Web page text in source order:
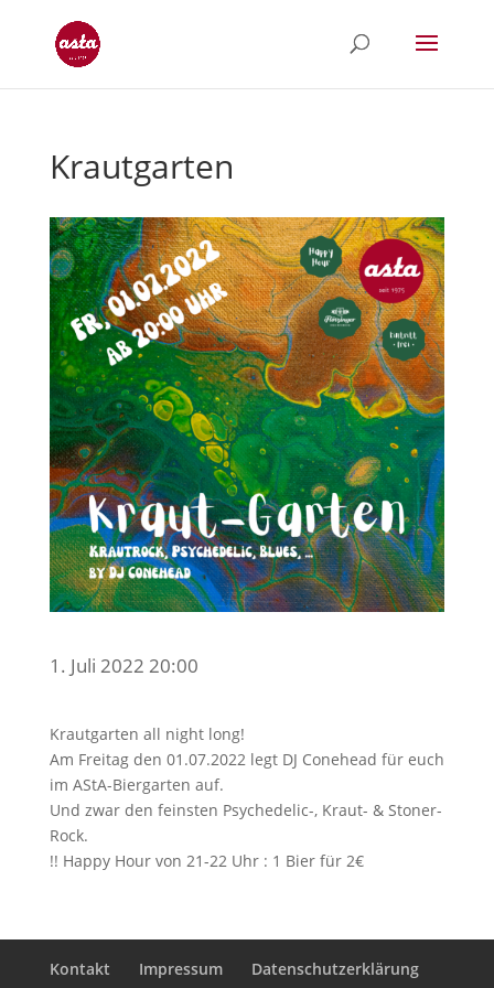
Krautgarten
1. Juli 2022 20:00
Krautgarten all night long!
Am Freitag den 01.07.2022 legt DJ Conehead für euch
im AStA-Biergarten auf.
Und zwar den feinsten Psychedelic-, Kraut- & Stoner-
Rock.
!! Happy Hour von 21-22 Uhr : 1 Bier für 2€
Kontakt Impressum Datenschutzerklärung